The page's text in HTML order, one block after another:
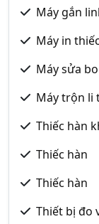
Máy gắn
Máy in
Máy sửa
Máy trộn li
Thiếc hàn
Thiếc hàn
Thiếc hàn
Thiết bị đo